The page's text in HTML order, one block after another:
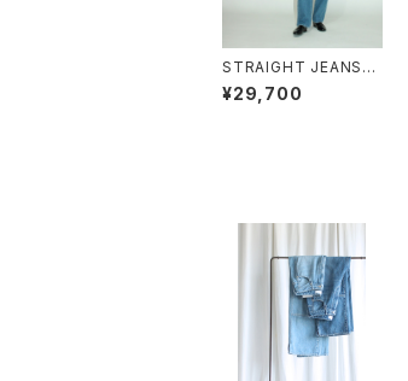
STRAIGHT JEANS
（USED/GRAY）
¥29,700